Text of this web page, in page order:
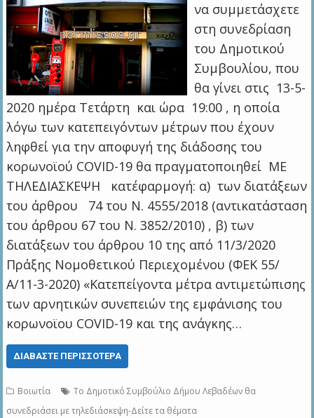
να συμμετάσχετε
στη συνεδρίαση
του Δημοτικού
Συμβουλίου, που
θα γίνει στις 13-5-
2020 ημέρα Τετάρτη και ώρα 19:00 , η οποία
λόγω των κατεπειγόντων μέτρων που έχουν
ληφθεί για την αποφυγή της διάδοσης του
κορωνοϊού COVID-19 θα πραγματοποιηθεί ΜΕ
ΤΗΛΕΔΙΑΣΚΕΨΗ κατ΄εφαρμογή: α) των διατάξεων
του άρθρου 74 του Ν. 4555/2018 (αντικατάσταση
του άρθρου 67 του Ν. 3852/2010) , β) των
διατάξεων του άρθρου 10 της από 11/3/2020
Πράξης Νομοθετικού Περιεχομένου (ΦΕΚ 55/
Α/11-3-2020) «Κατεπείγοντα μέτρα αντιμετώπισης
των αρνητικών συνεπειών της εμφάνισης του
κορωνοϊου COVID-19 και της ανάγκης…
ΔΙΑΒΆΣΤΕ ΠΕΡΙΣΣΌΤΕΡΑ
Βοιωτία
Το Δημοτικό Συμβούλιο Δήμου Λεβαδέων θα
συνεδριάσει με τηλεδιάσκεψη-Δείτε τα θέματα